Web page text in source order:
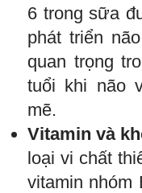
6 trong sữa
phát triển
quan trọng
tuổi khi não
mẽ.
Vitamin và
loại vi chất
vitamin